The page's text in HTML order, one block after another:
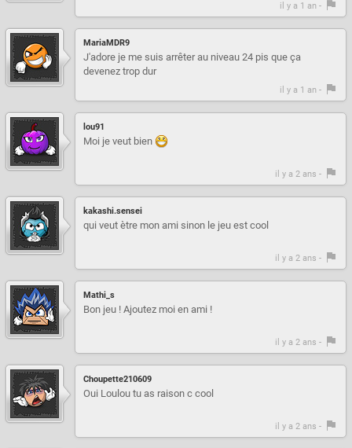
il y a 1 an -
MariaMDR9
J'adore je me suis arrêter au niveau 24 pis que ça
devenez trop dur
il y a 1 an -
lou91
Moi je veut bien
il y a 2 ans -
kakashi.sensei
qui veut ètre mon ami sinon le jeu est cool
il y a 2 ans -
Mathi_s
Bon jeu ! Ajoutez moi en ami !
il y a 2 ans -
Choupette210609
Oui Loulou tu as raison c cool
il y a 2 ans -